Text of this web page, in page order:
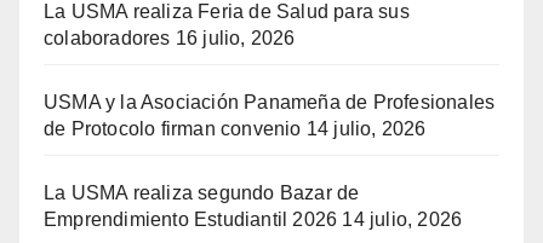
La USMA realiza Feria de Salud para sus
colaboradores 16 julio, 2026
USMA y la Asociación Panameña de Profesionales
de Protocolo firman convenio 14 julio, 2026
La USMA realiza segundo Bazar de
Emprendimiento Estudiantil 2026 14 julio, 2026